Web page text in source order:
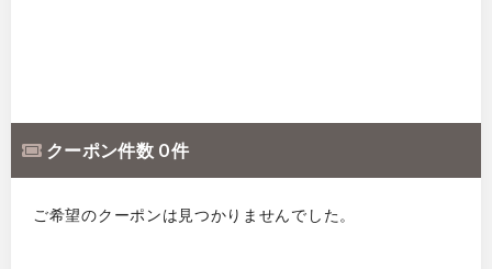
クーポン件数 0 件
ご希望のクーポンは見つかりませんでした。